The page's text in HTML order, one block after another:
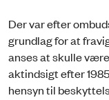
Der var efter
grundlag for at
anses at skulle
aktindsigt efter
hensyn til